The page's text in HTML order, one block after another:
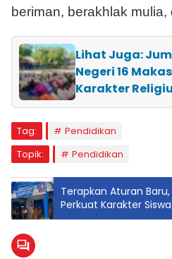
beriman, berakhlak mulia,
Lihat Juga:
Negeri 16
Karakter
Tag:
Pendidikan
Topik:
Pendidikan
Terapkan Aturan Baru,
Perkuat Karakter
Bendera